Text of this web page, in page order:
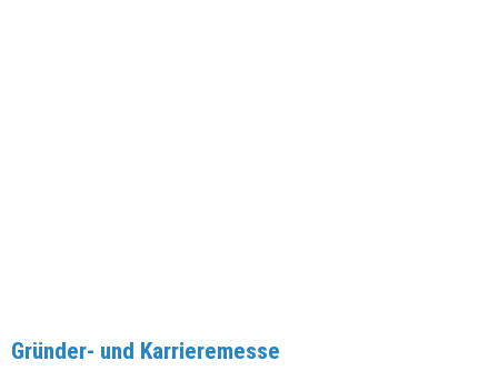
Gründer- und Karrieremesse